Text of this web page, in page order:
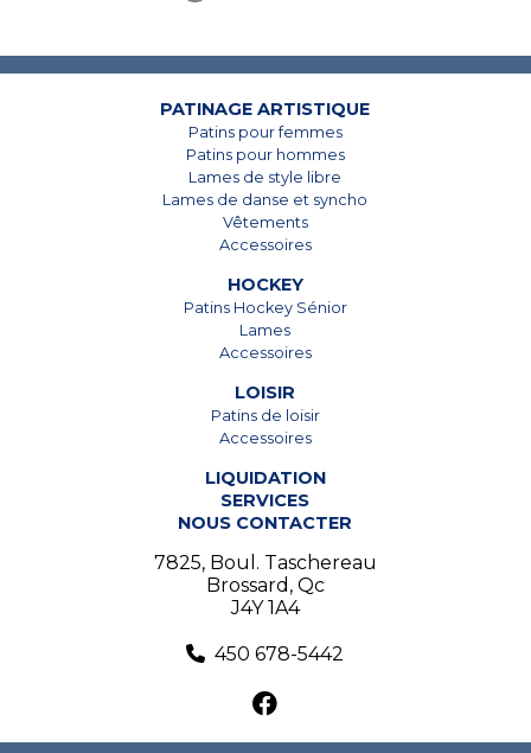
PATINAGE ARTISTIQUE
Patins pour femmes
Patins pour hommes
Lames de style libre
Lames de danse et syncho
Vêtements
Accessoires
HOCKEY
Patins Hockey Sénior
Lames
Accessoires
LOISIR
Patins de loisir
Accessoires
LIQUIDATION
SERVICES
NOUS CONTACTER
7825, Boul. Taschereau
Brossard, Qc
J4Y 1A4
450 678-5442